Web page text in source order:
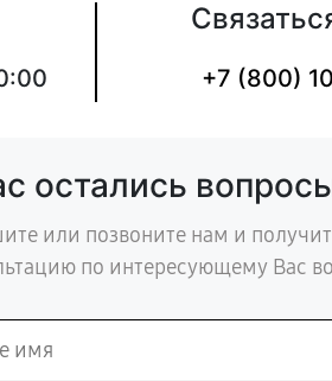
+7 (800)
остались
или позвоните нам и
по интересующему Вас